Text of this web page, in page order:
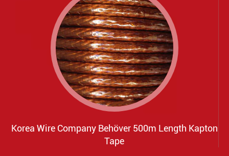
Korea Wire Company Behöver 500m Length Kapton
Tape